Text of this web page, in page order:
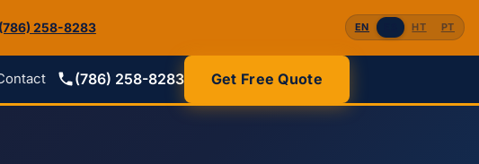
(786) 258-8283 EN HT PT
(786) 258-8283 Get Free Quote